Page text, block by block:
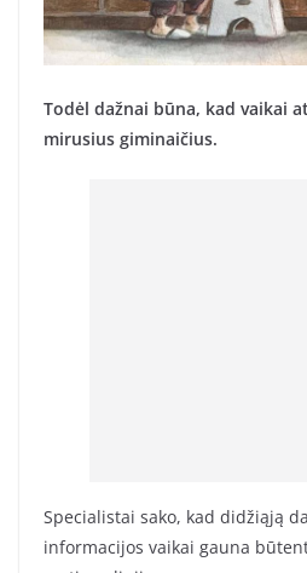
Todėl dažnai būna, kad vaikai
mirusius giminaičius.
Specialistai sako, kad didžiąją
informacijos vaikai gauna